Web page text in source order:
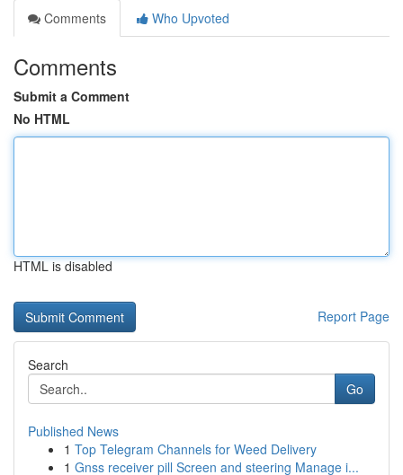
Comments
Who Upvoted
Comments
Submit a Comment
No HTML
HTML is disabled
Report Page
Search
Go
Published News
1 Top Telegram Channels for Weed Delivery
1 Gnss receiver pill Screen and steering Manage i...